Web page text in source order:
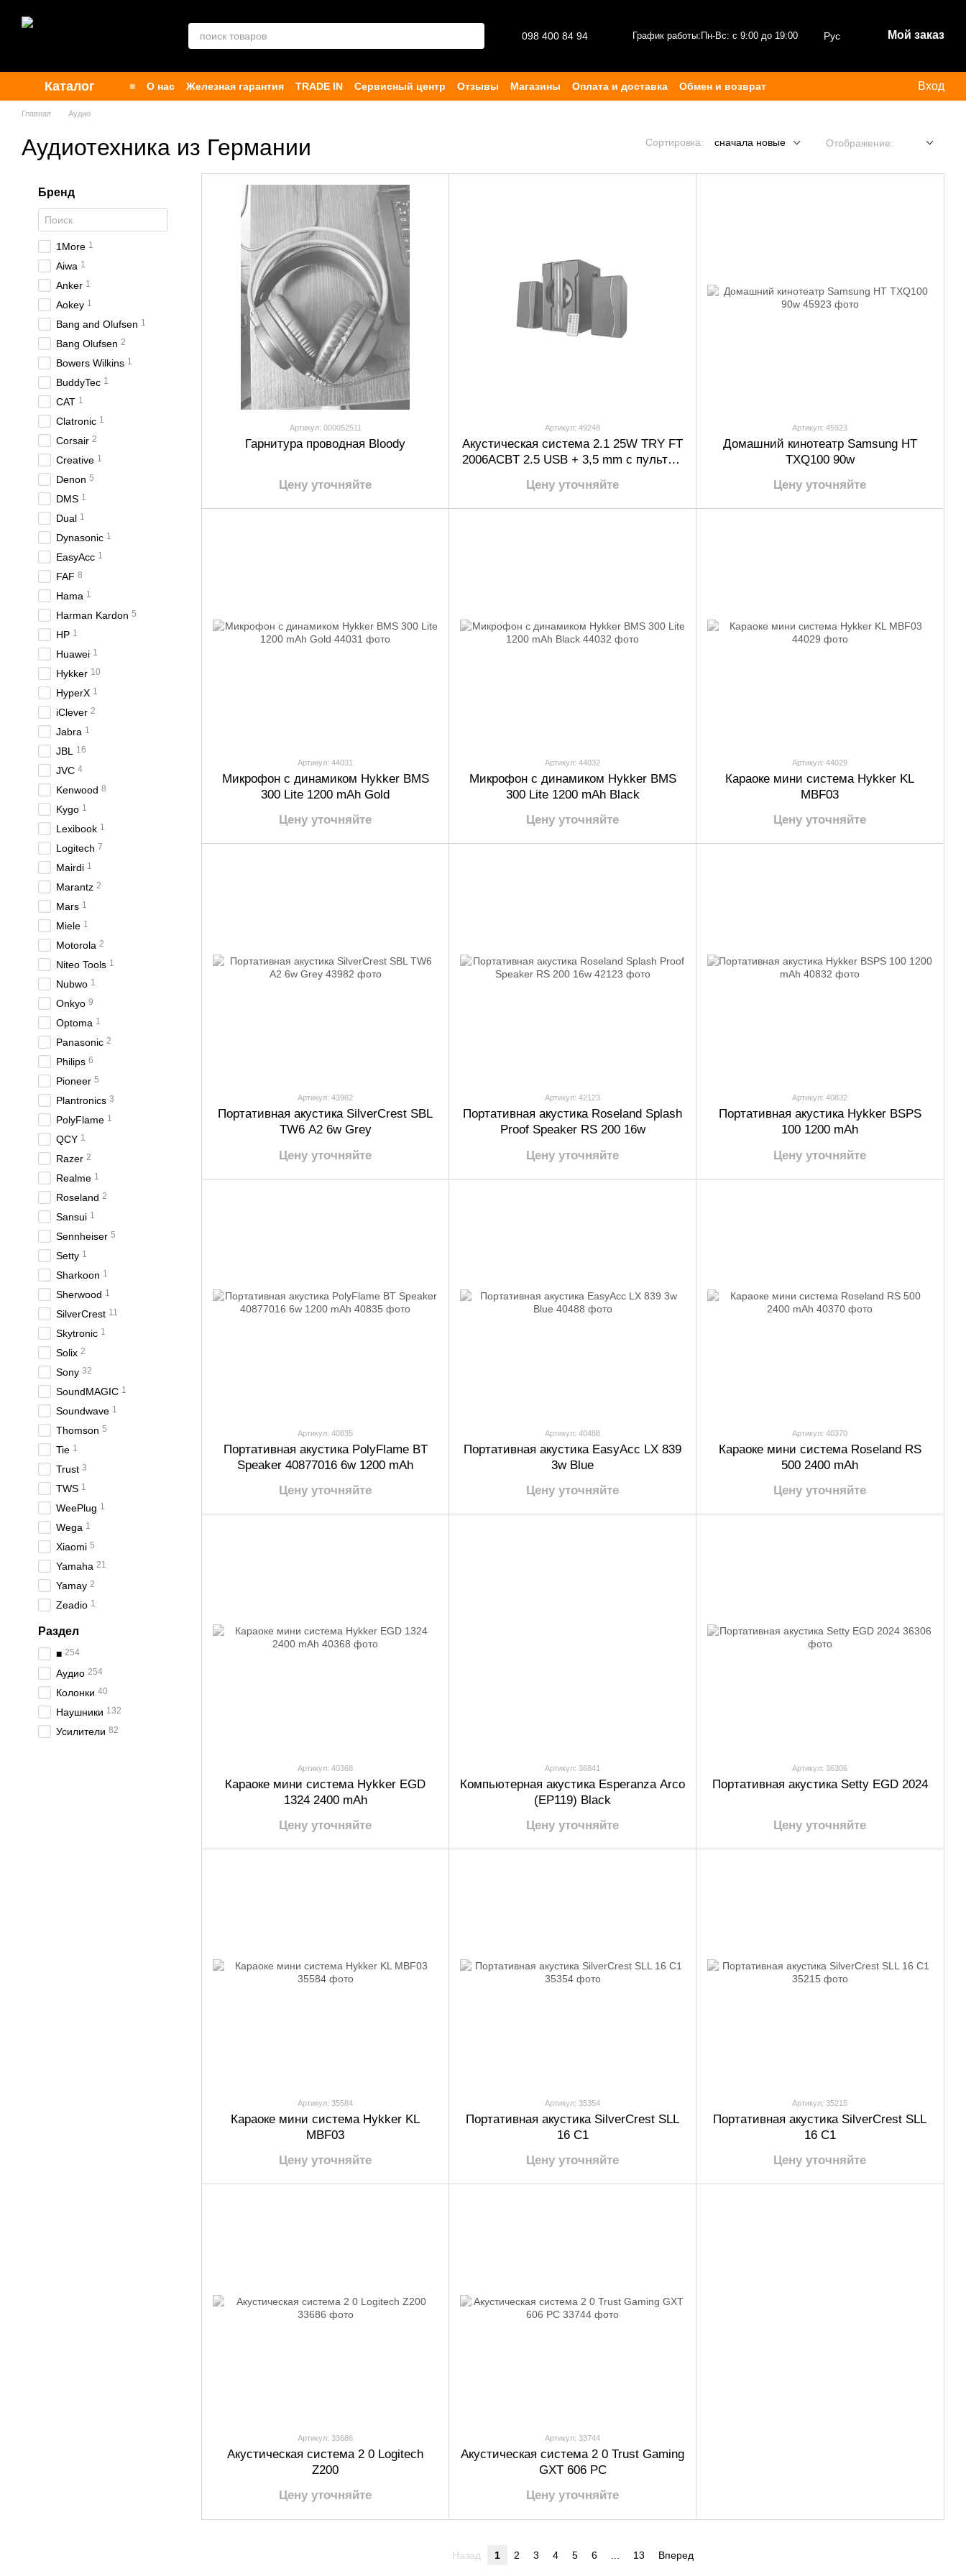
098 400 84 94‬ График работы: Пн-Вс: с 9:00 до 19:00 Рус Мой заказ
Каталог ■ О нас Железная гарантия TRADE IN Сервисный центр Отзывы Магазины Оплата и доставка
Обмен и возврат
Контакты
Бренды Публичная оферта
Вход
Главная Аудио
Аудиотехника из Германии Сортировка: сначала новые Отображение:
Артикул: 000052511
Гарнитура проводная Bloody
Цену уточняйте
Артикул: 49248
Акустическая система 2.1 25W TRY FT
2006ACBT 2.5 USB + 3,5 mm с пультом
Цену уточняйте
Артикул: 45923
Домашний кинотеатр Samsung HT
TXQ100 90w
Цену уточняйте
Артикул: 44031
Микрофон с динамиком Hykker BMS
300 Lite 1200 mAh Gold
Цену уточняйте
Артикул: 44032
Микрофон с динамиком Hykker BMS
300 Lite 1200 mAh Black
Цену уточняйте
Артикул: 44029
Караоке мини система Hykker KL
MBF03
Цену уточняйте
Артикул: 43982
Портативная акустика SilverCrest SBL
TW6 A2 6w Grey
Цену уточняйте
Артикул: 42123
Портативная акустика Roseland Splash
Proof Speaker RS 200 16w
Цену уточняйте
Артикул: 40832
Портативная акустика Hykker BSPS
100 1200 mAh
Цену уточняйте
Артикул: 40835
Портативная акустика PolyFlame BT
Speaker 40877016 6w 1200 mAh
Цену уточняйте
Артикул: 40488
Портативная акустика EasyAcc LX 839
3w Blue
Цену уточняйте
Артикул: 40370
Караоке мини система Roseland RS
500 2400 mAh
Цену уточняйте
Артикул: 40368
Караоке мини система Hykker EGD
1324 2400 mAh
Цену уточняйте
Артикул: 36841
Компьютерная акустика Esperanza Arco
(EP119) Black
Цену уточняйте
Артикул: 36306
Портативная акустика Setty EGD 2024
Цену уточняйте
Артикул: 35584
Караоке мини система Hykker KL
MBF03
Цену уточняйте
Артикул: 35354
Портативная акустика SilverCrest SLL
16 C1
Цену уточняйте
Артикул: 35215
Портативная акустика SilverCrest SLL
16 C1
Цену уточняйте
Артикул: 33686
Акустическая система 2 0 Logitech
Z200
Цену уточняйте
Артикул: 33744
Акустическая система 2 0 Trust Gaming
GXT 606 PC
Цену уточняйте
Назад 1 2 3 4 5 6 ... 13 Вперед
Бренд
1More 1
Aiwa 1
Anker 1
Aokey 1
Bang and Olufsen 1
Bang Olufsen 2
Bowers Wilkins 1
BuddyTec 1
CAT 1
Clatronic 1
Corsair 2
Creative 1
Denon 5
DMS 1
Dual 1
Dynasonic 1
EasyAcc 1
FAF 8
Hama 1
Harman Kardon 5
HP 1
Huawei 1
Hykker 10
HyperX 1
iClever 2
Jabra 1
JBL 16
JVC 4
Kenwood 8
Kygo 1
Lexibook 1
Logitech 7
Mairdi 1
Marantz 2
Mars 1
Miele 1
Motorola 2
Niteo Tools 1
Nubwo 1
Onkyo 9
Optoma 1
Panasonic 2
Philips 6
Pioneer 5
Plantronics 3
PolyFlame 1
QCY 1
Razer 2
Realme 1
Roseland 2
Sansui 1
Sennheiser 5
Setty 1
Sharkoon 1
Sherwood 1
SilverCrest 11
Skytronic 1
Solix 2
Sony 32
SoundMAGIC 1
Soundwave 1
Thomson 5
Tie 1
Trust 3
TWS 1
WeePlug 1
Wega 1
Xiaomi 5
Yamaha 21
Yamay 2
Zeadio 1
Раздел
■ 254
Аудио 254
Колонки 40
Наушники 132
Усилители 82